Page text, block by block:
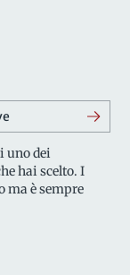
uno dei
hai scelto. I
ma è sempre